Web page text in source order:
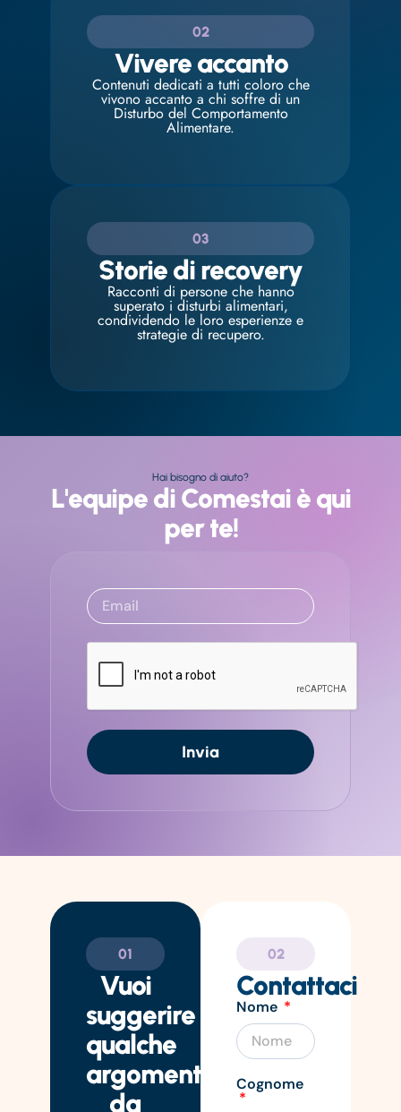
02
Vivere accanto
Contenuti dedicati a tutti coloro che
vivono accanto a chi soffre di un
Disturbo del Comportamento
Alimentare.
03
Storie di recovery
Racconti di persone che hanno
superato i disturbi alimentari,
condividendo le loro esperienze e
strategie di recupero.
Hai bisogno di aiuto?
L'equipe di Comestai è qui
per te!
Invia
01
Vuoi
suggerire
qualche
argomento
da
02
Contattaci
Nome
Cognome